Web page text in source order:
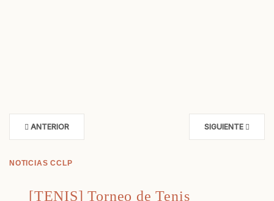
ANTERIOR SIGUIENTE
NOTICIAS CCLP
[TENIS] Torneo de Tenis